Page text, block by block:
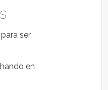
ser
en